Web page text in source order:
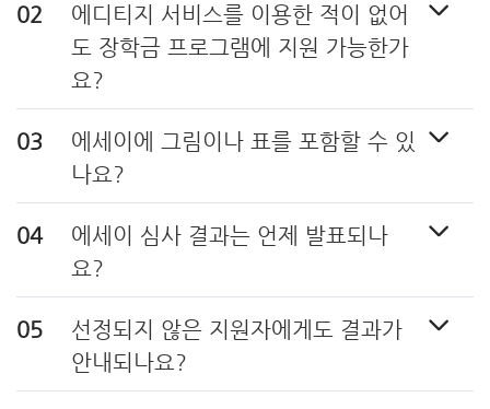
에디티지 서비스를 이용한 적이 없어
도 장학금 프로그램에 지원 가능한가
요?​
에세이에 그림이나 표를 포함할 수 있
나요?
에세이 심사 결과는 언제 발표되나
요?
선정되지 않은 지원자에게도 결과가
안내되나요?